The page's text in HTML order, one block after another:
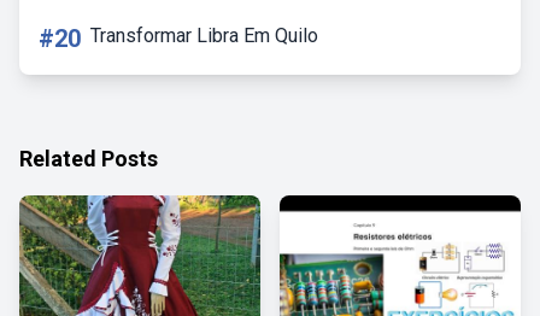
#20 Transformar Libra Em Quilo
Related Posts